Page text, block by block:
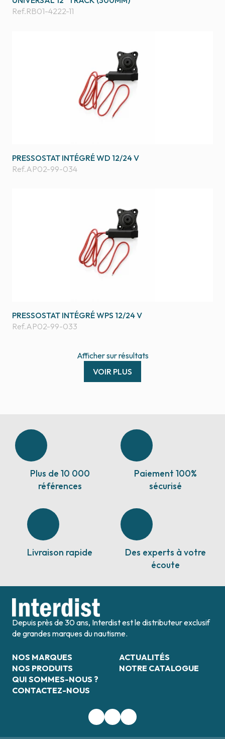
Ref.RB01-4222-11
PRESSOSTAT INTÉGRÉ WD 12/24 V
Ref.AP02-99-034
PRESSOSTAT INTÉGRÉ WPS 12/24 V
Ref.AP02-99-033
Affichersurrésultats
VOIR PLUS
Plus de 10 000
références
Paiement 100%
sécurisé
Livraison rapide
Des experts à votre
écoute
Depuis près de 30 ans, Interdist est le distributeur exclusif
de grandes marques du nautisme.
NOS MARQUES
NOS PRODUITS
QUI SOMMES-NOUS ?
CONTACTEZ-NOUS
ACTUALITÉS
NOTRE CATALOGUE